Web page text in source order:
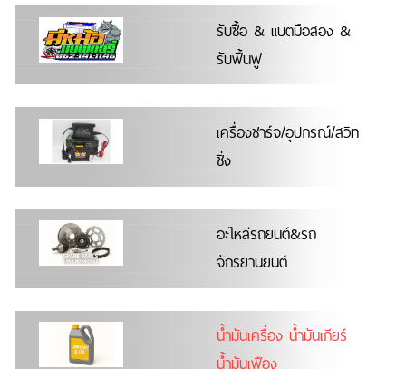
รับซื้อ & แบตมือสอง &
รับฟื้นฟู
เครื่องชาร์จ/อุปกรณ์/สวิท
ชิ่ง
อะไหล่รถยนต์&รถ
จักรยานยนต์
น้ำมันเครื่อง น้ำมันเกียร์